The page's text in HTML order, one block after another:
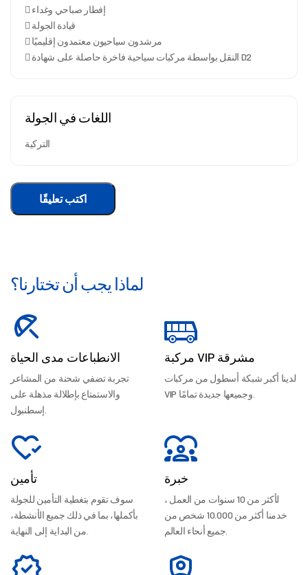
 إفطار صباحي وغداء
 قيادة الجولة
 مرشدون سياحيون معتمدون إقليميًا
 النقل بواسطة مركبات سياحية فاخرة حاصلة على شهادة D2
اللغات في الجولة
التركية
اكتب تعليقًا
لماذا يجب أن تختارنا؟
الانطباعات مدى الحياة
تجربة تضفي شحنة من المشاعر
والاستمتاع بإطلالة مذهلة على
مركبة VIP مشرقة
لدينا أكبر شبكة أسطول من مركبات
تأمين
سوف تقوم بتغطية التأمين للجولة
بأكملها، بما في ذلك جميع الأنشطة،
خبرة
لأكثر من 10 سنوات من العمل ،
خدمنا أكثر من 10.000 شخص من